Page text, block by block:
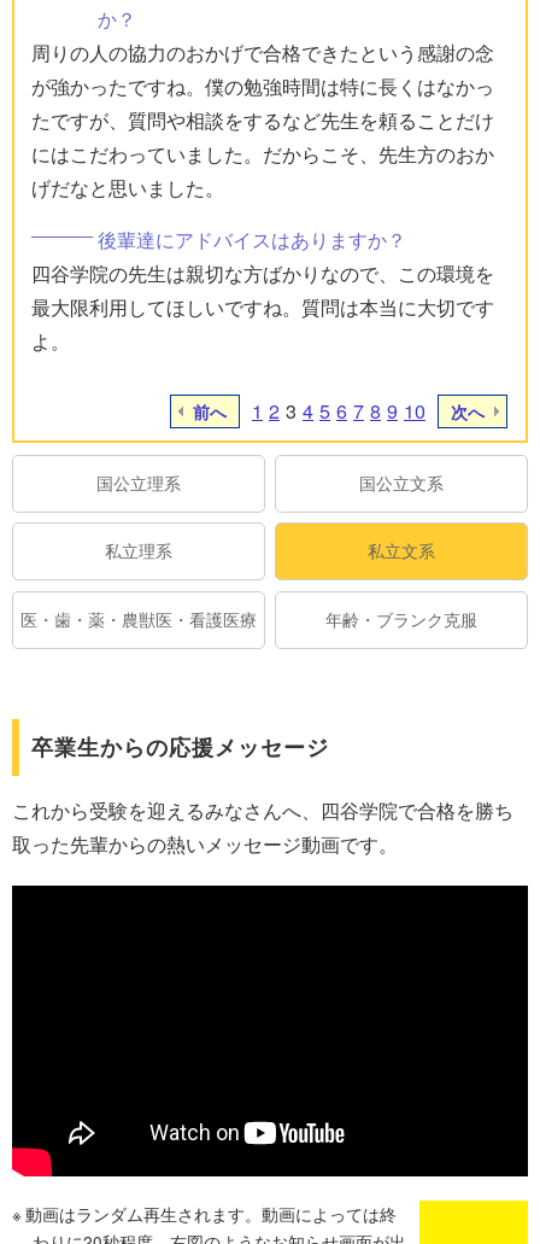
か？
周りの人の協力のおかげで合格できたという感謝の念
が強かったですね。僕の勉強時間は特に長くはなかっ
たですが、質問や相談をするなど先生を頼ることだけ
にはこだわっていました。だからこそ、先生方のおか
げだなと思いました。
後輩達にアドバイスはありますか？
四谷学院の先生は親切な方ばかりなので、この環境を
最大限利用してほしいですね。質問は本当に大切です
よ。
前へ 1 2 3 4 5 6 7 8 9 10 次へ
国公立理系 国公立文系
私立理系 私立文系
医・歯・薬・農獣医・看護医療 年齢・ブランク克服
卒業生からの応援メッセージ
これから受験を迎えるみなさんへ、四谷学院で合格を勝ち
取った先輩からの熱いメッセージ動画です。
動画はランダム再生されます。動画によっては終